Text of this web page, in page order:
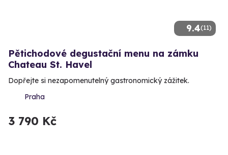
9.4(11)
Pětichodové degustační menu na zámku
Chateau St. Havel
Dopřejte si nezapomenutelný gastronomický zážitek.
Praha
3 790 Kč